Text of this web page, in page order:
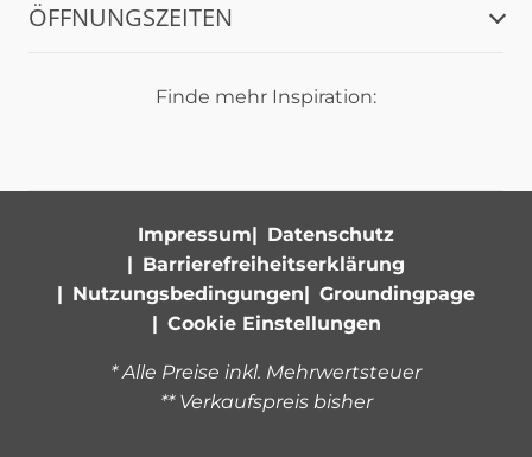
ÖFFNUNGSZEITEN
Finde mehr Inspiration:
Impressum
Datenschutz
Barrierefreiheitserklärung
Nutzungsbedingungen
Groundingpage
Cookie Einstellungen
* Alle Preise inkl. Mehrwertsteuer
** Verkaufspreis bisher